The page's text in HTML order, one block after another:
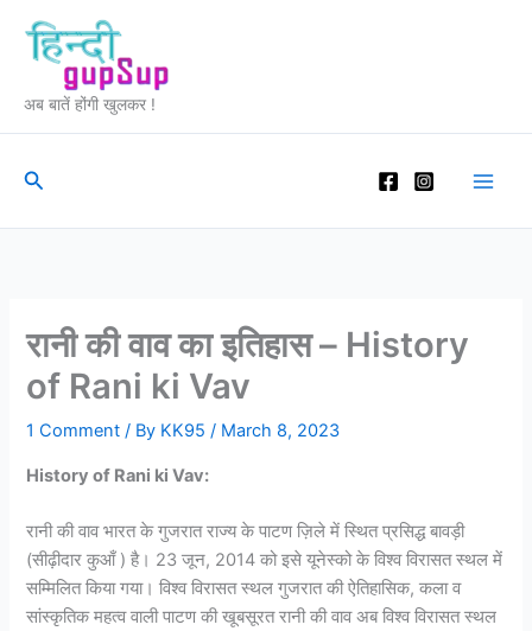
content
अब बातें होंगी खुलकर !
Search
रानी की वाव का इतिहास – History
of Rani ki Vav
1 Comment / By KK95/ March 8, 2023
History of Rani ki Vav:
रानी की वाव भारत के गुजरात राज्य के पाटण ज़िले में स्थित प्रसिद्ध बावड़ी
(सीढ़ीदार कुआँ ) है। 23 जून, 2014 को इसे यूनेस्को के विश्व विरासत स्थल में
सम्मिलित किया गया। विश्व विरासत स्थल गुजरात की ऐतिहासिक, कला व
सांस्कृतिक महत्व वाली पाटण की खूबसूरत रानी की वाव अब विश्व विरासत स्थल